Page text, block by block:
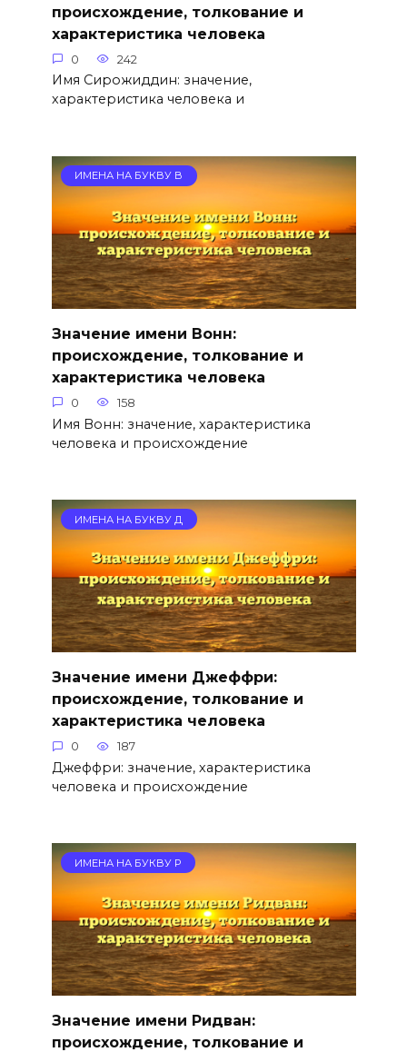
происхождение, толкование и
характеристика человека
0 242
Имя Сирожиддин: значение,
характеристика человека и
ИМЕНА НА БУКВУ В
Значение имени Вонн:
происхождение, толкование и
характеристика человека
0 158
Имя Вонн: значение, характеристика
человека и происхождение
ИМЕНА НА БУКВУ Д
Значение имени Джеффри:
происхождение, толкование и
характеристика человека
0 187
Джеффри: значение, характеристика
человека и происхождение
ИМЕНА НА БУКВУ Р
Значение имени Ридван:
происхождение, толкование и